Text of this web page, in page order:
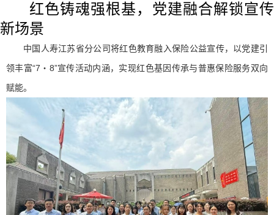
红色铸魂强根基，党建融合解锁宣传
新场景
中国人寿江苏省分公司将红色教育融入保险公益宣传，以党建引
领丰富“7・8”宣传活动内涵，实现红色基因传承与普惠保险服务双向
赋能。